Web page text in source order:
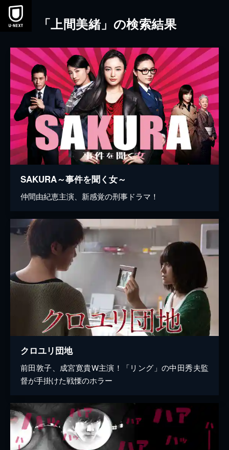
本文へスキップ
「上間美緒」の検索結果
SAKURA～事件を聞く女～
仲間由紀恵主演、新感覚の刑事ドラマ！
クロユリ団地
前田敦子、成宮寛貴W主演！「リング」の中田秀夫監
督が手掛けた戦慄のホラー